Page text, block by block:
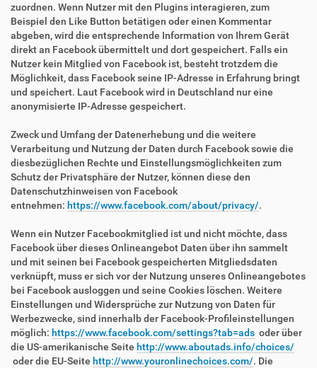
zuordnen. Wenn Nutzer mit den Plugins interagieren, zum
Beispiel den Like Button betätigen oder einen Kommentar
abgeben, wird die entsprechende Information von Ihrem Gerät
direkt an Facebook übermittelt und dort gespeichert. Falls ein
Nutzer kein Mitglied von Facebook ist, besteht trotzdem die
Möglichkeit, dass Facebook seine IP-Adresse in Erfahrung bringt
und speichert. Laut Facebook wird in Deutschland nur eine
anonymisierte IP-Adresse gespeichert.
Zweck und Umfang der Datenerhebung und die weitere
Verarbeitung und Nutzung der Daten durch Facebook sowie die
diesbezüglichen Rechte und Einstellungsmöglichkeiten zum
Schutz der Privatsphäre der Nutzer, können diese den
Datenschutzhinweisen von Facebook
entnehmen: https://www.facebook.com/about/privacy/.
Wenn ein Nutzer Facebookmitglied ist und nicht möchte, dass
Facebook über dieses Onlineangebot Daten über ihn sammelt
und mit seinen bei Facebook gespeicherten Mitgliedsdaten
verknüpft, muss er sich vor der Nutzung unseres Onlineangebotes
bei Facebook ausloggen und seine Cookies löschen. Weitere
Einstellungen und Widersprüche zur Nutzung von Daten für
Werbezwecke, sind innerhalb der Facebook-Profileinstellungen
möglich: https://www.facebook.com/settings?tab=ads oder über
die US-amerikanische Seite http://www.aboutads.info/choices/
oder die EU-Seite http://www.youronlinechoices.com/. Die